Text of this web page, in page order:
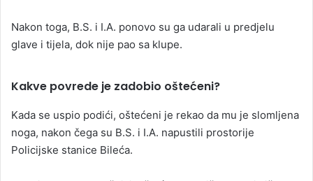
Nakon toga, B.S. i I.A. ponovo su ga udarali u predjelu
glave i tijela, dok nije pao sa klupe.
Kakve povrede je zadobio oštećeni?
Kada se uspio podići, oštećeni je rekao da mu je slomljena
noga, nakon čega su B.S. i I.A. napustili prostorije
Policijske stanice Bileća.